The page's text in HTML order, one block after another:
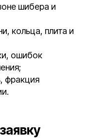
шибера и
кольца, плита и
ошибок
фракция